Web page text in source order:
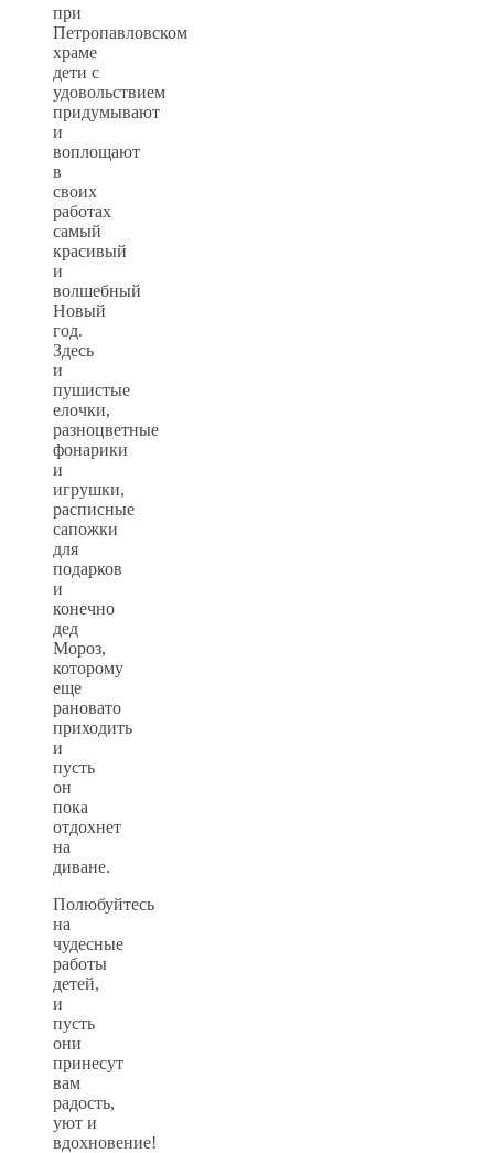
при
Петропавловском
храме
дети с
удовольствием
придумывают
и
воплощают
в
своих
работах
самый
красивый
и
волшебный
Новый
год.
Здесь
и
пушистые
елочки,
разноцветные
фонарики
и
игрушки,
расписные
сапожки
для
подарков
и
конечно
дед
Мороз,
которому
еще
рановато
приходить
и
пусть
он
пока
отдохнет
на
диване.
Полюбуйтесь
на
чудесные
работы
детей,
и
пусть
они
принесут
вам
радость,
уют и
вдохновение!